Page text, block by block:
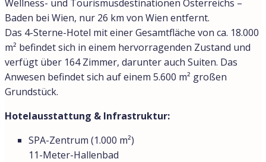
Wellness- und Tourismusdestinationen Österreichs –
Baden bei Wien, nur 26 km von Wien entfernt.
Das 4-Sterne-Hotel mit einer Gesamtfläche von ca. 18.000
m² befindet sich in einem hervorragenden Zustand und
verfügt über 164 Zimmer, darunter auch Suiten. Das
Anwesen befindet sich auf einem 5.600 m² großen
Grundstück.
Hotelausstattung & Infrastruktur:
SPA-Zentrum (1.000 m²)
11-Meter-Hallenbad